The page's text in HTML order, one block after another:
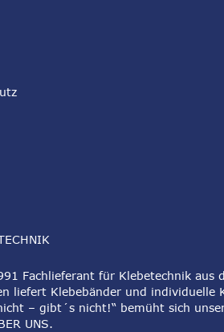
Fachlieferant für Klebetechnik aus
liefert Klebebänder und individuelle
– gibt´s nicht!“ bemüht sich
UNS.